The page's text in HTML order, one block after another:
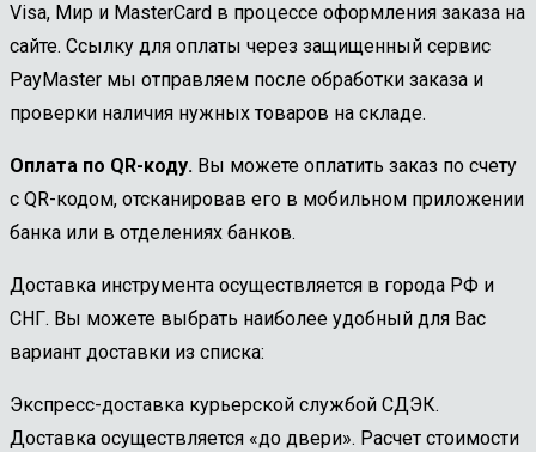
Visa, Мир и MasterCard в процессе оформления заказа на
сайте. Ссылку для оплаты через защищенный сервис
PayMaster мы отправляем после обработки заказа и
проверки наличия нужных товаров на складе.
Оплата по QR-коду. Вы можете оплатить заказ по счету
с QR-кодом, отсканировав его в мобильном приложении
банка или в отделениях банков.
Доставка инструмента осуществляется в города РФ и
СНГ. Вы можете выбрать наиболее удобный для Вас
вариант доставки из списка:
Экспресс-доставка курьерской службой СДЭК.
Доставка осуществляется «до двери». Расчет стоимости